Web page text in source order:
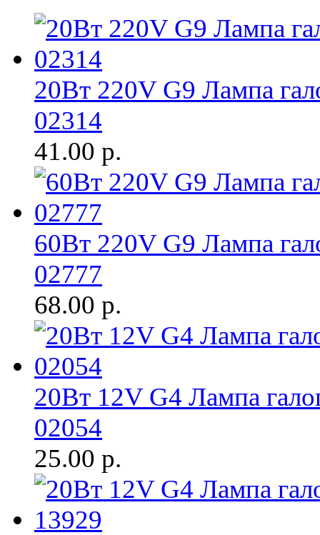
20Вт 220V G9 Лампа
02314
41.00 р.
60Вт 220V G9 Лампа
02777
68.00 р.
20Вт 12V G4 Лампа
02054
25.00 р.